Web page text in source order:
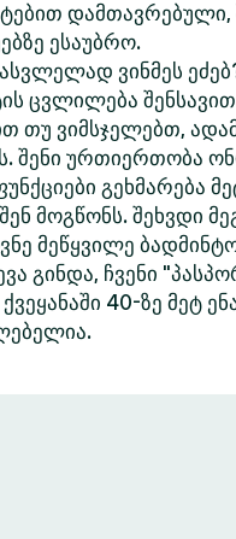
დამთავრებული,
ესაუბრო.
ვინმეს ეძებ?
ცვლილება
თუ ვიმსჯელებთ,
შენი ურთიერთობა
გეხმარება
მოგწონს. შეხვდი
მეწყვილე
გინდა, ჩვენი
40-ზე მეტ